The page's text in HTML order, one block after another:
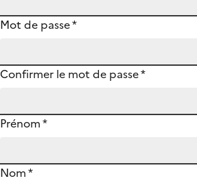
Mot de passe*
Confirmer le mot de passe*
Prénom*
Nom*